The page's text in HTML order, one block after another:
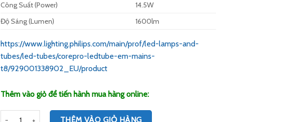
Công Suất (Power)
14.5W
Độ Sáng (Lumen)
1600lm
https://www.lighting.philips.com/main/prof/led-lamps-and-
tubes/led-tubes/corepro-ledtube-em-mains-
t8/929001338902_EU/product
Thêm vào giỏ để tiến hành mua hàng online:
Số lượng THÊM VÀO GIỎ HÀNG